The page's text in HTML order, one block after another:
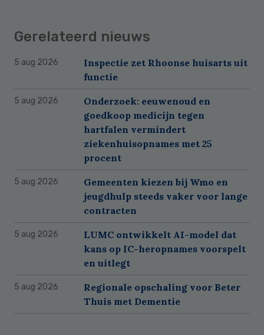
Gerelateerd nieuws
5 aug 2026
Inspectie zet Rhoonse huisarts uit
functie
5 aug 2026
Onderzoek: eeuwenoud en
goedkoop medicijn tegen
hartfalen vermindert
ziekenhuisopnames met 25
procent
5 aug 2026
Gemeenten kiezen bij Wmo en
jeugdhulp steeds vaker voor lange
contracten
5 aug 2026
LUMC ontwikkelt AI-model dat
kans op IC-heropnames voorspelt
en uitlegt
5 aug 2026
Regionale opschaling voor Beter
Thuis met Dementie